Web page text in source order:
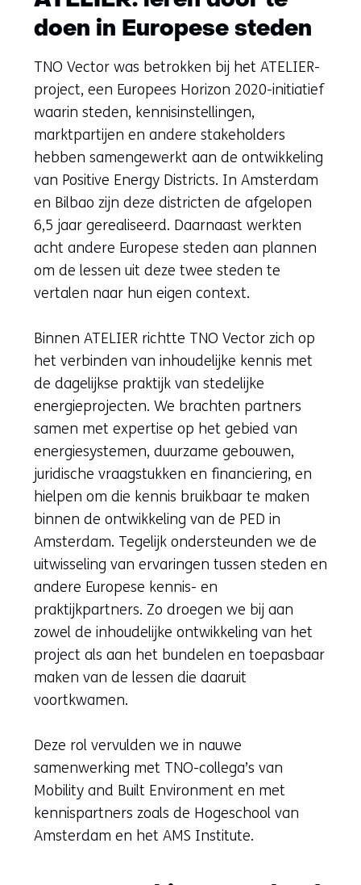
doen in Europese steden
TNO Vector was betrokken bij het ATELIER-
project, een Europees Horizon 2020-initiatief
waarin steden, kennisinstellingen,
marktpartijen en andere stakeholders
hebben samengewerkt aan de ontwikkeling
van Positive Energy Districts. In Amsterdam
en Bilbao zijn deze districten de afgelopen
6,5 jaar gerealiseerd. Daarnaast werkten
acht andere Europese steden aan plannen
om de lessen uit deze twee steden te
vertalen naar hun eigen context.
Binnen ATELIER richtte TNO Vector zich op
het verbinden van inhoudelijke kennis met
de dagelijkse praktijk van stedelijke
energieprojecten. We brachten partners
samen met expertise op het gebied van
energiesystemen, duurzame gebouwen,
juridische vraagstukken en financiering, en
hielpen om die kennis bruikbaar te maken
binnen de ontwikkeling van de PED in
Amsterdam. Tegelijk ondersteunden we de
uitwisseling van ervaringen tussen steden en
andere Europese kennis- en
praktijkpartners. Zo droegen we bij aan
zowel de inhoudelijke ontwikkeling van het
project als aan het bundelen en toepasbaar
maken van de lessen die daaruit
voortkwamen.
Deze rol vervulden we in nauwe
samenwerking met TNO-collega’s van
Mobility and Built Environment en met
kennispartners zoals de Hogeschool van
Amsterdam en het AMS Institute.